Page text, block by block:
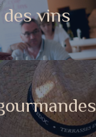
vins